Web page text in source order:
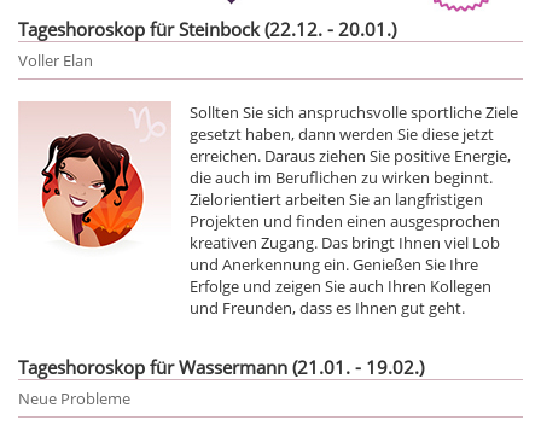
Tageshoroskop für Steinbock (22.12. - 20.01.)
Voller Elan
Sollten Sie sich anspruchsvolle sportliche Ziele
gesetzt haben, dann werden Sie diese jetzt
erreichen. Daraus ziehen Sie positive Energie,
die auch im Beruflichen zu wirken beginnt.
Zielorientiert arbeiten Sie an langfristigen
Projekten und finden einen ausgesprochen
kreativen Zugang. Das bringt Ihnen viel Lob
und Anerkennung ein. Genießen Sie Ihre
Erfolge und zeigen Sie auch Ihren Kollegen
und Freunden, dass es Ihnen gut geht.
Tageshoroskop für Wassermann (21.01. - 19.02.)
Neue Probleme